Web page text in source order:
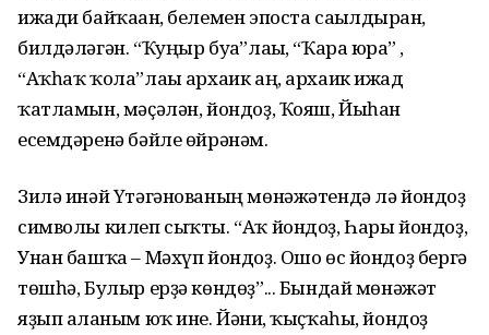
ижади байҡаған, белемен эпоста сағылдырған,
билдәләгән. “Ҡуңыр буға”лағы, “Ҡара юрға” ,
“Аҡһаҡ ҡола”лағы архаик аң, архаик ижад
ҡатламын, мәҫәлән, йондоҙ, Ҡояш, Йыһан
есемдәренә бәйле өйрәнәм.
Зилә инәй Үтәгәнованың мөнәжәтендә лә йондоҙ
символы килеп сыҡты. “Аҡ йондоҙ, Һары йондоҙ,
Унан башҡа – Мәхүп йондоҙ. Ошо өс йондоҙ бергә
төшһә, Булыр ерҙә көндөҙ”... Бындай мөнәжәт
яҙып алғаным юҡ ине. Йәғни, ҡыҫҡаһы, йондоҙ